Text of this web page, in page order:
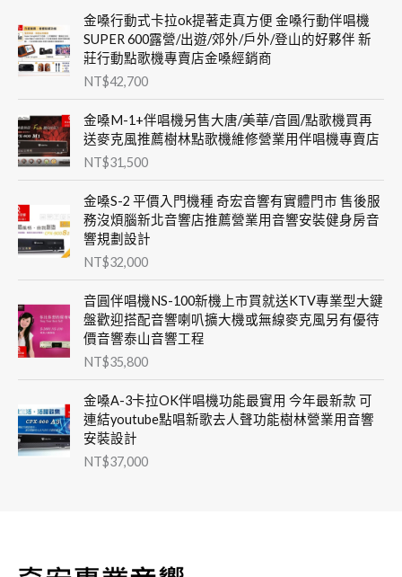
金嗓行動式卡拉ok提著走真方便 金嗓行動伴唱機
SUPER 600露營/出遊/郊外/戶外/登山的好夥伴 新
莊行動點歌機專賣店金嗓經銷商
NT$42,700
金嗓M-1+伴唱機另售大唐/美華/音圓/點歌機買再
送麥克風推薦樹林點歌機維修營業用伴唱機專賣店
NT$31,500
金嗓S-2 平價入門機種 奇宏音響有實體門市 售後服
務沒煩腦新北音響店推薦營業用音響安裝健身房音
響規劃設計
NT$32,000
音圓伴唱機NS-100新機上市買就送KTV專業型大鍵
盤歡迎搭配音響喇叭擴大機或無線麥克風另有優待
價音響泰山音響工程
NT$35,800
金嗓A-3卡拉OK伴唱機功能最實用 今年最新款 可
連結youtube點唱新歌去人聲功能樹林營業用音響
安裝設計
NT$37,000